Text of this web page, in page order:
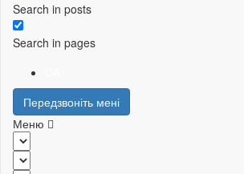
Search in posts
Search in pages
Передзвоніть мені
Меню